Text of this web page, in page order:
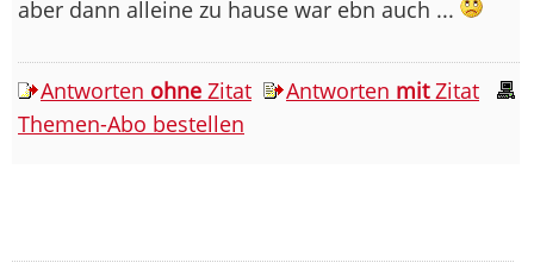
aber dann alleine zu hause war ebn auch ...
Antworten ohne Zitat Antworten mitZitat
Themen-Abo bestellen